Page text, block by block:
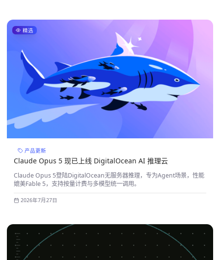
精选
产品更新
Claude Opus 5 现已上线 DigitalOcean AI 推理云
Claude Opus 5登陆DigitalOcean无服务器推理，专为Agent场景，性能
媲美Fable 5，支持按量计费与多模型统一调用。
2026年7月27日